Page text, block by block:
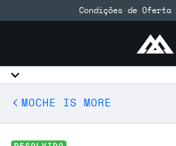
Condições de Oferta
MOCHE IS MORE